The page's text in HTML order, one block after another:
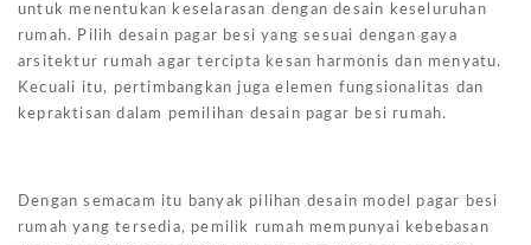
untuk menentukan keselarasan dengan desain keseluruhan
rumah. Pilih desain pagar besi yang sesuai dengan gaya
arsitektur rumah agar tercipta kesan harmonis dan menyatu.
Kecuali itu, pertimbangkan juga elemen fungsionalitas dan
kepraktisan dalam pemilihan desain pagar besi rumah.
Dengan semacam itu banyak pilihan desain model pagar besi
rumah yang tersedia, pemilik rumah mempunyai kebebasan